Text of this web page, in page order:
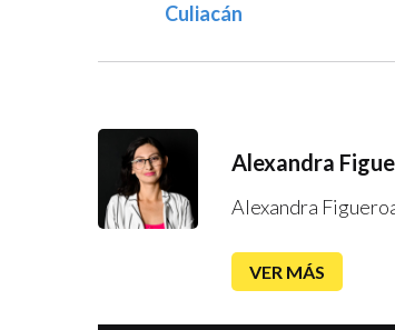
Culiacán
Alexandra
Alexandra
VER MÁS